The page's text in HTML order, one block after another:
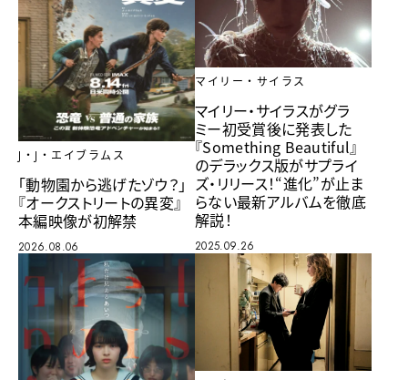
J・J・エイブラムス
「動物園から逃げたゾウ？」
『オークストリートの異変』
本編映像が初解禁
2026.08.06
マイリー・サイラス
マイリー・サイラスがグラ
ミー初受賞後に発表した
『Something Beautiful』
のデラックス版がサプライ
ズ・リリース！“進化”が止ま
らない最新アルバムを徹底
解説！
2025.09.26